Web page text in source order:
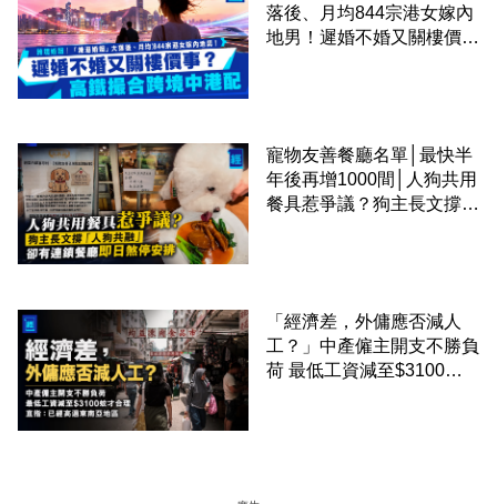
落後、月均844宗港女嫁內
地男！遲婚不婚又關樓價
寵物友善餐廳名單│最快半
年後再增1000間│人狗共用
餐具惹爭議？狗主長文撐
「經濟差，外傭應否減人
工？」中產僱主開支不勝負
荷 最低工資減至$3100蚊